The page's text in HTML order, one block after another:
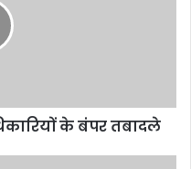
के बंपर तबादले